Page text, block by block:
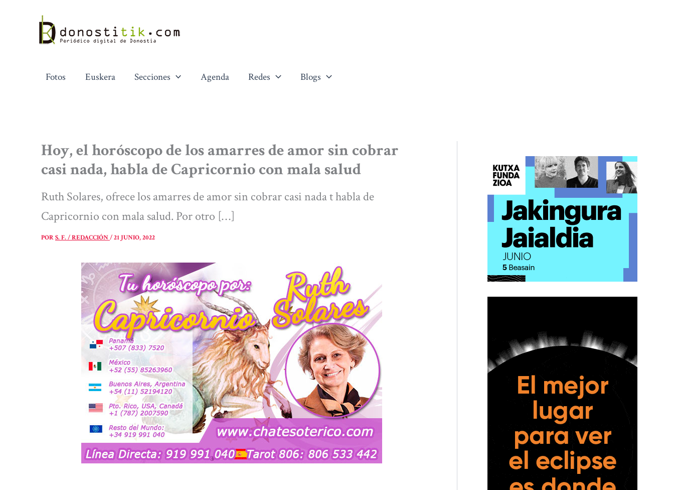
contenido
Fotos Euskera Secciones Agenda Redes Blogs
Hoy, el horóscopo de los amarres de amor sin cobrar
casi nada, habla de Capricornio con mala salud
Ruth Solares, ofrece los amarres de amor sin cobrar casi nada t habla de
Capricornio con mala salud. Por otro […]
PORS. F. / REDACCIÓN/21 JUNIO, 2022